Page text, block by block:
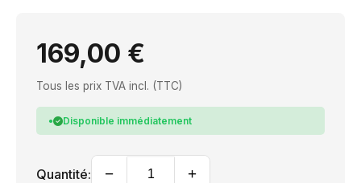
169,00 €
Tous les prix TVA incl. (TTC)
Disponible immédiatement
Quantité: − +